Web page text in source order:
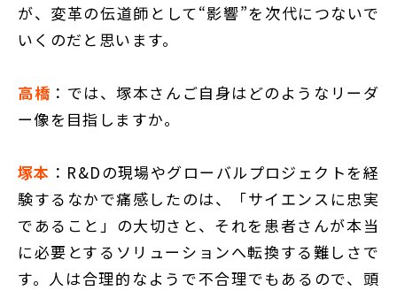
が、変革の伝道師として“影響”を次代につないで
いくのだと思います。
高橋 ：では、塚本さんご自身はどのようなリーダ
ー像を目指しますか。
塚本 ：R&Dの現場やグローバルプロジェクトを経
験するなかで痛感したのは、「サイエンスに忠実
であること」の大切さと、それを患者さんが本当
に必要とするソリューションへ転換する難しさで
す。人は合理的なようで不合理でもあるので、頭